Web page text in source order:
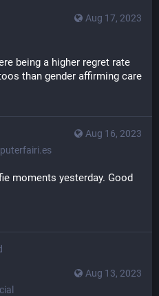
Aug 17, 2023
being a higher regret rate
than gender affirming care
Aug 16, 2023
moments yesterday. Good
Aug 13, 2023